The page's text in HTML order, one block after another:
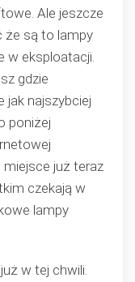
Ale jeszcze
że są to lampy
w eksploatacji.
gdzie
jak najszybciej
poniżej
miejsce już teraz
czekają w
lampy
w tej chwili.